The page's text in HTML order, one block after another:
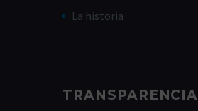
La historia
TRANSPARENCIA